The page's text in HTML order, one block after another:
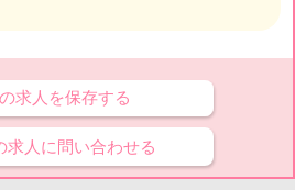
求人を保存する
求人に問い合わせる